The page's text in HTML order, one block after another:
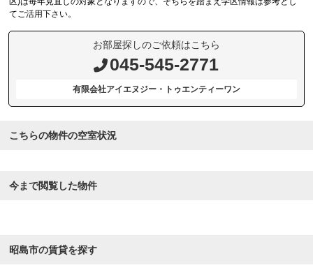
てご活用下さい。
お部屋探しのご依頼はこちら
045-545-2771
有限会社アイエヌジー・トゥエンティーワン
こちらの物件の空室状況
今まで閲覧した物件
昭島市の賃貸を探す